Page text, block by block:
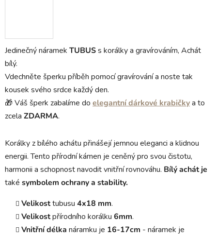
Jedinečný náramek TUBUSs korálky a gravírováním, Achát
bílý.
Vdechněte šperku příběh pomocí gravírování a noste tak
kousek svého srdce každý den.
🎁 Váš šperk zabalíme do elegantní dárkové krabičkya to
zcela ZDARMA.
Korálky z bílého achátu přinášejí jemnou eleganci a klidnou
energii. Tento přírodní kámen je ceněný pro svou čistotu,
harmonii a schopnost navodit vnitřní rovnováhu. Bílý achát je
také symbolem ochrany a stability.
Velikosttubusu 4x18 mm.
Velikostpřírodního korálku 6mm.
Vnitřnídélka náramku je 16-17cm - náramek je